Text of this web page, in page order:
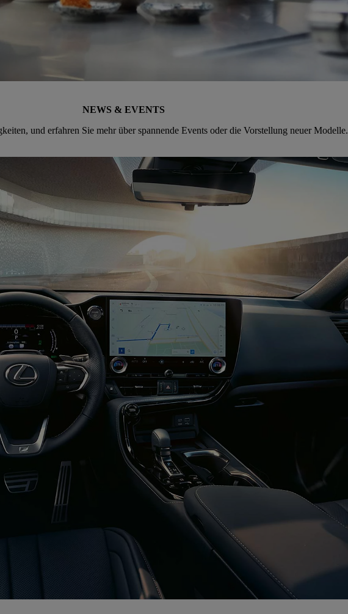
NEWS & EVENTS
und erfahren Sie mehr über spannende Events oder die Vorstellung neuer Modelle.